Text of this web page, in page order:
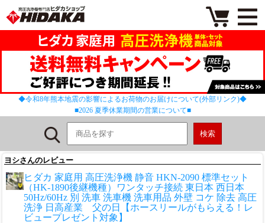
◆令和8年熊本地震の影響によるお荷物のお届けについて(外部リンク)◆
■2026 夏季休業期間の営業について■
ヨシさんのレビュー
ヒダカ 家庭用 高圧洗浄機 静音 HKN-2090 標準セット
（HK-1890後継機種）ワンタッチ接続 東日本 西日本
50Hz/60Hz 別 洗車 洗車機 洗車用品 外壁 コケ 除去 高圧
洗浄 日高産業 父の日【ホースリールがもらえる！レ
ビュープレゼント対象】